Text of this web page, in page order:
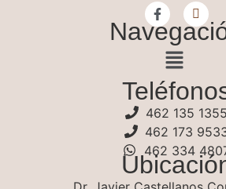
462 135 1355
462 173
462 334